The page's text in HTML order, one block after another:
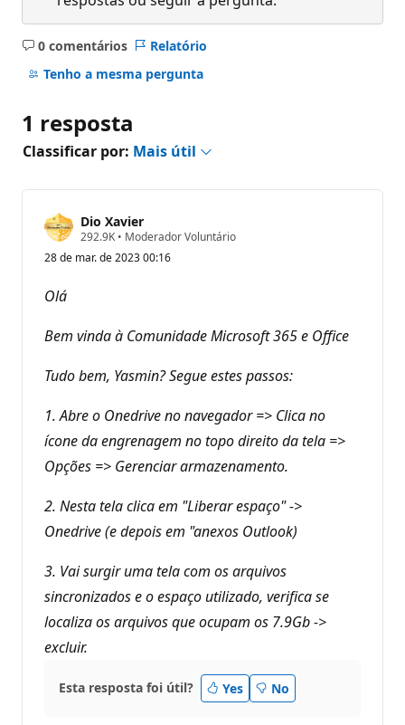
0 comentários
Sem
comentários
Relatório
Tenho a mesma pergunta
1 resposta
Classificar por: Mais útil
Dio Xavier
292.9K P
n
e
r
p
u
a
ç
ã
o
• Moderador Voluntário
28 de mar. de 2023 00:16
Olá
Bem vinda à Comunidade Microsoft 365 e Office
Tudo bem, Yasmin? Segue estes passos:
1. Abre o Onedrive no navegador => Clica no
ícone da engrenagem no topo direito da tela =>
Opções => Gerenciar armazenamento.
2. Nesta tela clica em "Liberar espaço" ->
Onedrive (e depois em "anexos Outlook)
3. Vai surgir uma tela com os arquivos
sincronizados e o espaço utilizado, verifica se
localiza os arquivos que ocupam os 7.9Gb ->
excluir.
Esta resposta foi útil? Yes No